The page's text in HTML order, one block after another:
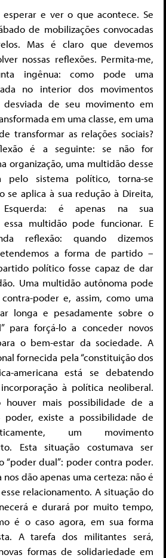
esperar e ver o que acontece. Se
de mobilizações convocadas
Mas é claro que devemos
nossas reflexões. Permita-me,
ingênua: como pode uma
no interior dos movimentos
desviada de seu movimento em
em uma classe, em uma
transformar as relações sociais?
é a seguinte: se não for
organização, uma multidão desse
pelo sistema político, torna-se
se aplica à sua redução à Direita,
é apenas na sua
multidão pode funcionar. E
reflexão: quando dizemos
a forma de partido –
político fosse capaz de dar
Uma multidão autônoma pode
poder e, assim, como uma
longa e pesadamente sobre o
para forçá-lo a conceder novos
o bem-estar da sociedade. A
fornecida pela “constituição dos
americana está se debatendo
à política neoliberal.
houver mais possibilidade de a
poder, existe a possibilidade de
um movimento
Esta situação costumava ser
“poder dual”: poder contra poder.
nos dão apenas uma certeza: não é
relacionamento. A situação do
e durará por muito tempo,
é o caso agora, em sua forma
A tarefa dos militantes será,
formas de solidariedade em